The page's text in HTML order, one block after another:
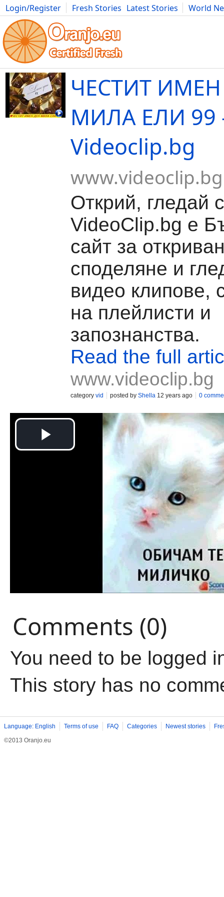
Login/Register Fresh Stories Latest Stories
World
Movies Anime Music Art Cars Advice Science
ЧЕСТИТ
МИЛА ЕЛИ 99
Videoclip.bg
www.videoclip.bg
Открий, гледай
VideoClip.bg е
сайт за
споделяне и
видео клипове,
на плейлисти и
запознанства.
Read the full
www.videoclip.bg
category vid posted by Shella 12 years ago 0
Comments (0)
You need to be logged
This story has no
Language: English Terms of use FAQ Categories Newest stories
©2013 Oranjo.eu